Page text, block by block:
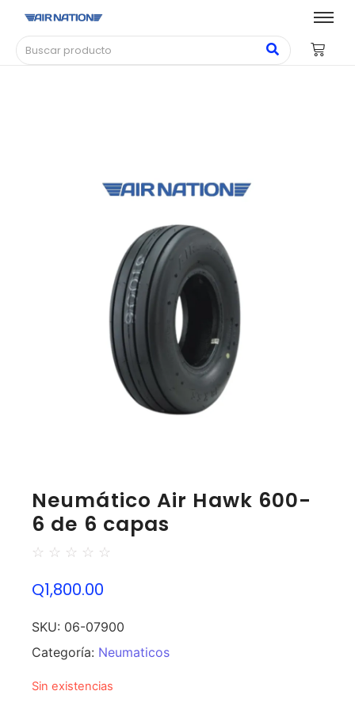
Neumático Air Hawk 600-
6 de 6 capas
☆ ☆ ☆ ☆ ☆
Q1,800.00
SKU: 06-07900
Categoría: Neumaticos
Sin existencias